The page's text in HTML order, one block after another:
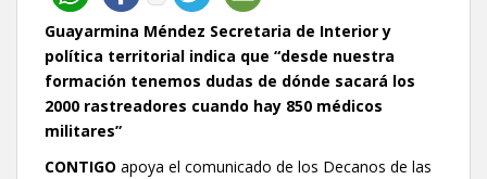
Guayarmina Méndez Secretaria de Interior y
política territorial indica que “desde nuestra
formación tenemos dudas de dónde sacará los
2000 rastreadores cuando hay 850 médicos
militares”
CONTIGO apoya el comunicado de los Decanos de las